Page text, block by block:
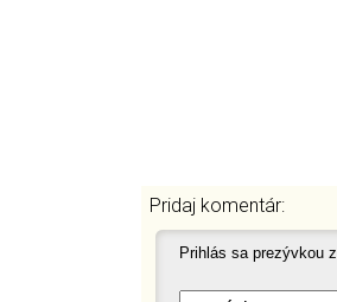
Pridaj komentár:
Prihlás sa prezývkou z